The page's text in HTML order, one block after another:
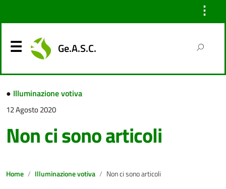
⋮
Ge.A.S.C.
● Illuminazione votiva
12 Agosto 2020
Non ci sono articoli
Home Illuminazione votiva Non ci sono articoli